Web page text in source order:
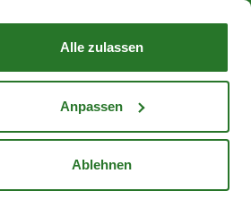
Alle zulassen
Anpassen
Ablehnen
Mein KontoStandorte
WARENKORB